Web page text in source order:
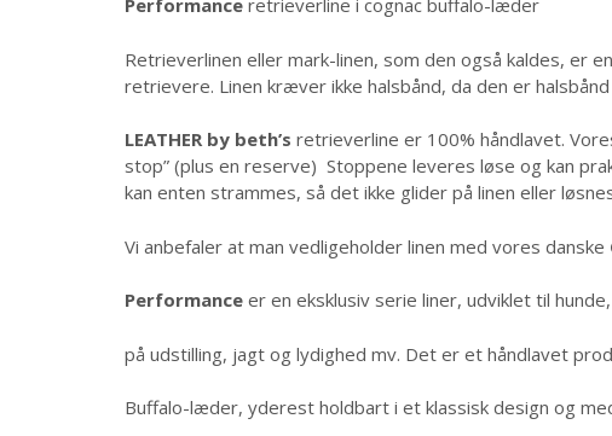
Performance retrieverline i cognac buffalo-læder
Retrieverlinen eller mark-linen, som den også kaldes, er
retrievere. Linen kræver ikke halsbånd, da den er halsbånd
LEATHER by beth’s retrieverline er 100% håndlavet.
stop” (plus en reserve) Stoppene leveres løse og kan
kan enten strammes, så det ikke glider på linen eller
Vi anbefaler at man vedligeholder linen med vores danske
Performance er en eksklusiv serie liner, udviklet til
på udstilling, jagt og lydighed mv. Det er et håndlavet
Buffalo-læder, yderest holdbart i et klassisk design og